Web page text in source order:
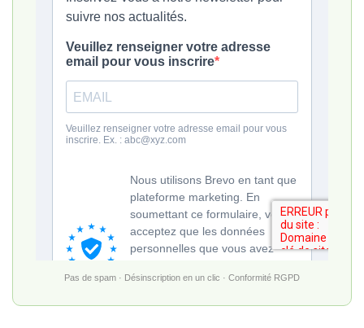
Pas de spam · Désinscription en un clic · Conformité RGPD